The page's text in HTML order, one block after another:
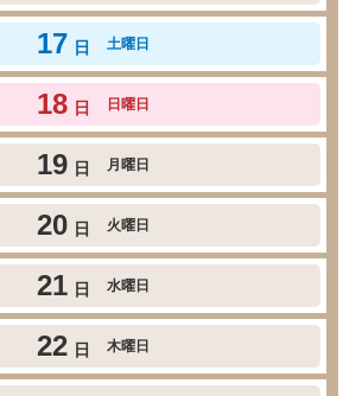
17 日 土曜日
18 日 日曜日
19 日 月曜日
20 日 火曜日
21 日 水曜日
22 日 木曜日